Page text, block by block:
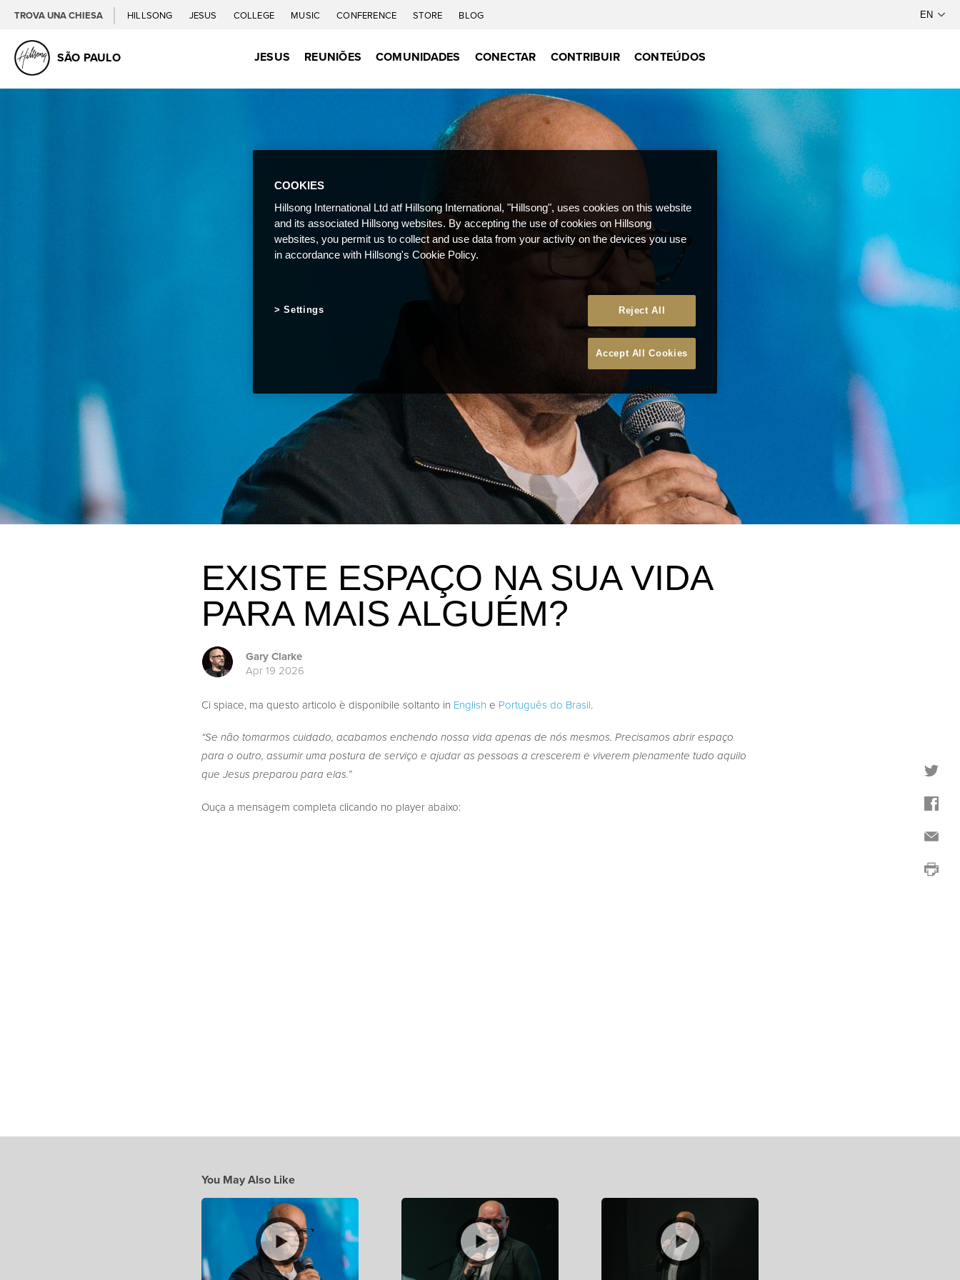
TROVA UNA CHIESA HILLSONG JESUS COLLEGE MUSIC CONFERENCE STORE BLOG
SÃO PAULO JESUS REUNIÕES COMUNIDADES CONECTAR CONTRIBUIR CONTEÚDOS
EXISTE ESPAÇO NA SUA VIDA
PARA MAIS ALGUÉM?
Gary Clarke
Apr 19 2026
Ci spiace, ma questo articolo è disponibile soltanto in English e Português do Brasil.
“Se não tomarmos cuidado, acabamos enchendo nossa vida apenas de nós mesmos. Precisamos abrir espaço
para o outro, assumir uma postura de serviço e ajudar as pessoas a crescerem e viverem plenamente tudo aquilo
que Jesus preparou para elas.”
Ouça a mensagem completa clicando no player abaixo:
You May Also Like
COOKIES
Hillsong International Ltd atf Hillsong International, "Hillsong", uses cookies on this website
and its associated Hillsong websites. By accepting the use of cookies on Hillsong
websites, you permit us to collect and use data from your activity on the devices you use
in accordance with Hillsong's Cookie Policy.
Reject All
Accept All Cookies
Settings